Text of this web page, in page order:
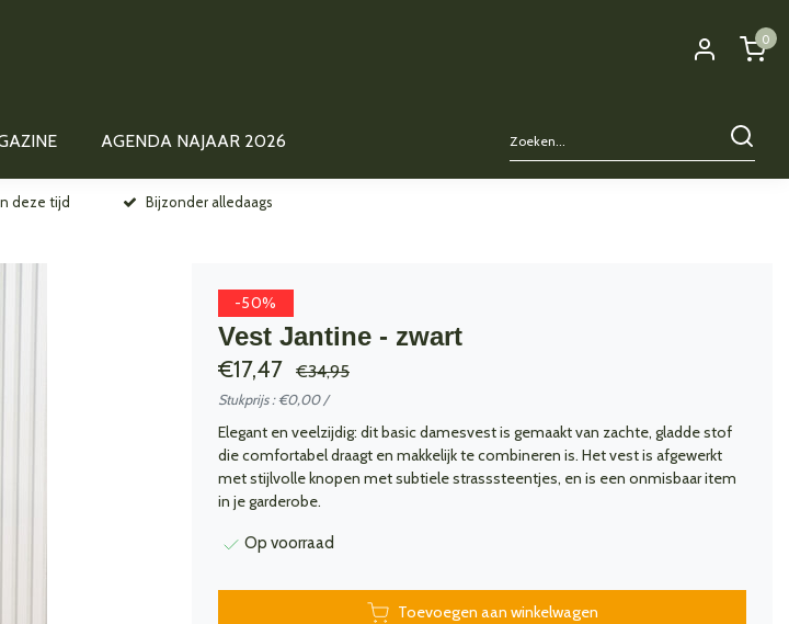
0
AGENDA NAJAAR 2026
deze tijd Bijzonder alledaags
-50%
Vest Jantine - zwart
€17,47 €34,95
Stukprijs : €0,00 /
Elegant en veelzijdig: dit basic damesvest is gemaakt van zachte, gladde stof
die comfortabel draagt en makkelijk te combineren is. Het vest is afgewerkt
met stijlvolle knopen met subtiele strasssteentjes, en is een onmisbaar item
in je garderobe.
Op voorraad
Toevoegen aan winkelwagen